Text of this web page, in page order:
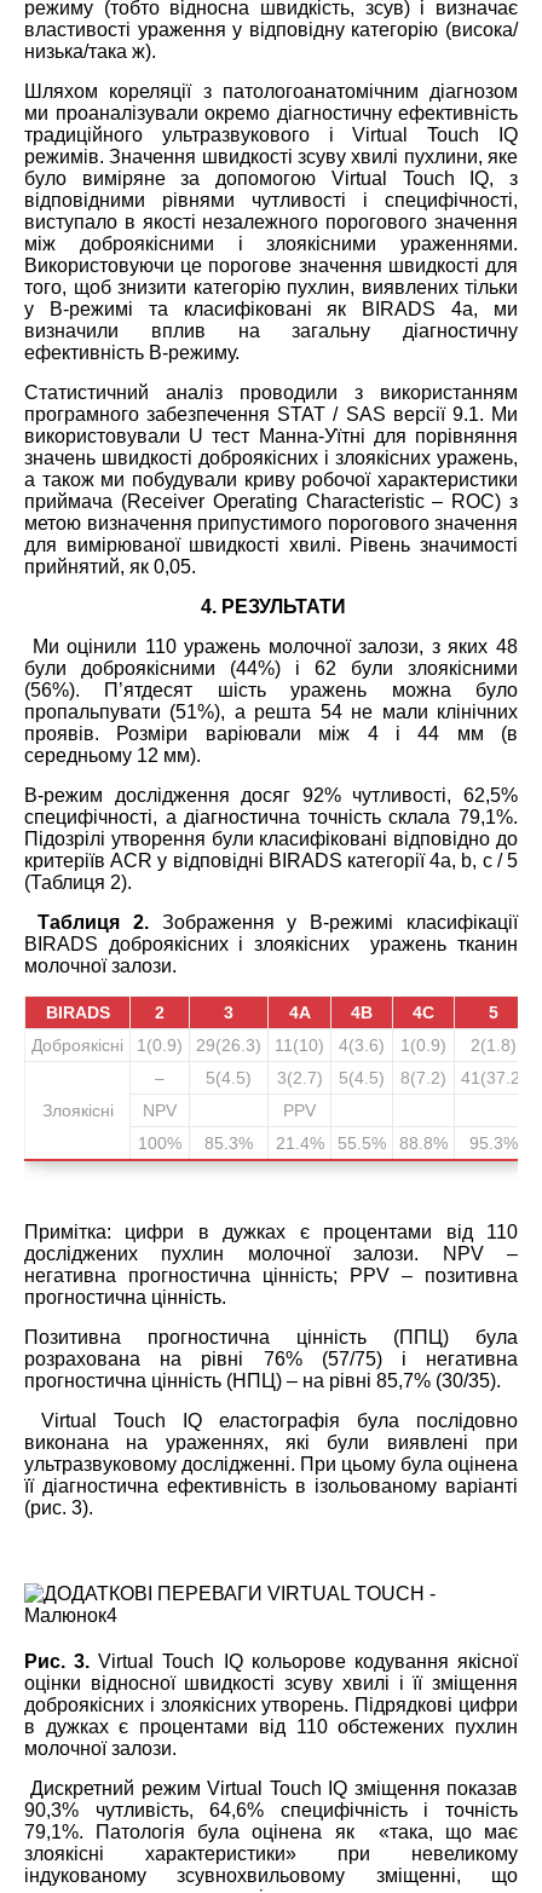
режиму (тобто відносна швидкість, зсув) і визначає
властивості ураження у відповідну категорію (висока/
низька/така ж).
Шляхом кореляції з патологоанатомічним діагнозом
ми проаналізували окремо діагностичну ефективність
традиційного ультразвукового і Virtual Touch IQ
режимів. Значення швидкості зсуву хвилі пухлини, яке
було виміряне за допомогою Virtual Touch IQ, з
відповідними рівнями чутливості і специфічності,
виступало в якості незалежного порогового значення
між доброякісними і злоякісними ураженнями.
Використовуючи це порогове значення швидкості для
того, щоб знизити категорію пухлин, виявлених тільки
у В-режимі та класифіковані як BIRADS 4а, ми
визначили вплив на загальну діагностичну
ефективність B-режиму.
Статистичний аналіз проводили з використанням
програмного забезпечення STAT / SAS версії 9.1. Ми
використовували U тест Манна-Уїтні для порівняння
значень швидкості доброякісних і злоякісних уражень,
а також ми побудували криву робочої характеристики
приймача (Receiver Operating Characteristic – ROC) з
метою визначення припустимого порогового значення
для вимірюваної швидкості хвилі. Рівень значимості
прийнятий, як 0,05.
4. РЕЗУЛЬТАТИ
Ми оцінили 110 уражень молочної залози, з яких 48
були доброякісними (44%) і 62 були злоякісними
(56%). П’ятдесят шість уражень можна було
пропальпувати (51%), а решта 54 не мали клінічних
проявів. Розміри варіювали між 4 і 44 мм (в
середньому 12 мм).
В-режим дослідження досяг 92% чутливості, 62,5%
специфічності, а діагностична точність склала 79,1%.
Підозрілі утворення були класифіковані відповідно до
критеріїв ACR у відповідні BIRADS категорії 4а, b, c / 5
(Таблиця 2).
Таблиця 2.Зображення у В-режимі класифікації
BIRADS доброякісних і злоякісних уражень тканин
молочної залози.
BIRADS 2 3 4A 4B 4C
5
Доброякісні
1(0.9) 29(26.3) 11(10) 4(3.6) 1(0.9) 2(1.8)
Злоякісні
– 5(4.5) 3(2.7) 5(4.5) 8(7.2)
41(37.2)
NPV
PPV
100%
85.3% 21.4% 55.5% 88.8% 95.3%
Примітка: цифри в дужках є процентами від 110
досліджених пухлин молочної залози. NPV –
негативна прогностична цінність; PPV – позитивна
прогностична цінність.
Позитивна прогностична цінність (ППЦ) була
розрахована на рівні 76% (57/75) і негативна
прогностична цінність (НПЦ) – на рівні 85,7% (30/35).
Virtual Touch IQ еластографія була послідовно
виконана на ураженнях, які були виявлені при
ультразвуковому дослідженні. При цьому була оцінена
її діагностична ефективність в ізольованому варіанті
(рис. 3).
Рис. 3. Virtual Touch IQ кольорове кодування якісної
оцінки відносної швидкості зсуву хвилі і її зміщення
доброякісних і злоякісних утворень. Підрядкові цифри
в дужках є процентами від 110 обстежених пухлин
молочної залози.
Дискретний режим Virtual Touch IQ зміщення показав
90,3% чутливість, 64,6% специфічність і точність
79,1%. Патологія була оцінена як «така, що має
злоякісні характеристики» при невеликому
індукованому зсувнохвильовому зміщенні, що